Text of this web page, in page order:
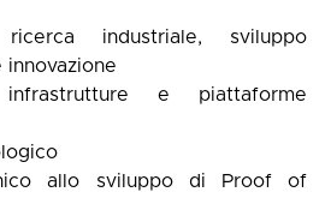
industriale, sviluppo
innovazione
e piattaforme
allo sviluppo di Proof of